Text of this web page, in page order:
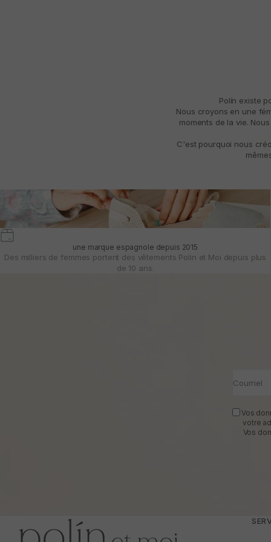
Polín existe
Nous croyons en une
moments de la vie.
C'est pourquoi nous
une marque espagnole depuis 2015
Des milliers de femmes portent des vêtements Polin et Moi depuis plus
de 10 ans.
Courriel
Vos
votre
Vos